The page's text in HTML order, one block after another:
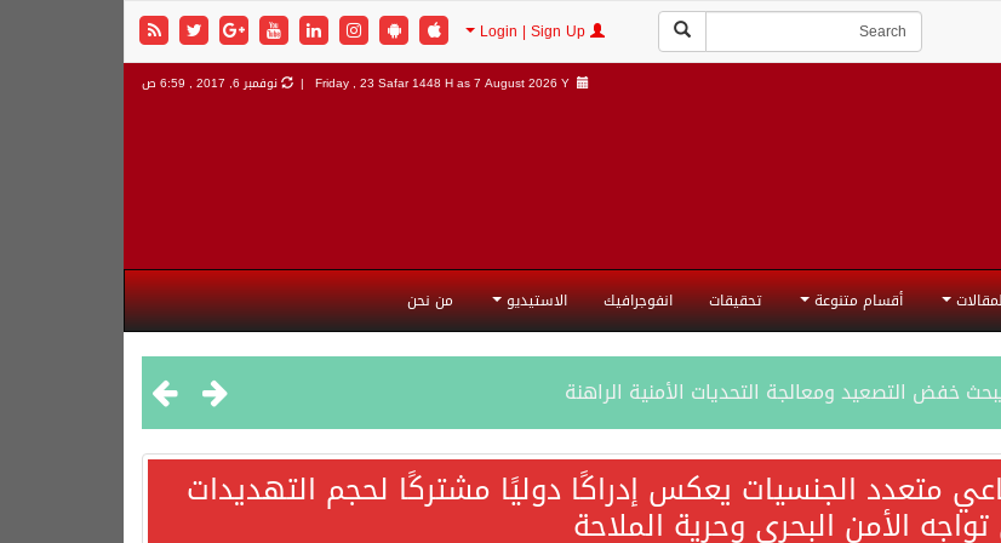
Friday , 23 Safar 1448 H as7 August 2026 Y | نوفمبر 6, 2017 , 6:59 ص
أقسام متنوعة تحقيقات انفوجرافيك الاستيديو من نحن
خفض التصعيد ومعالجة التحديات الأمنية الراهنة
إسرائيل الأحادية في أراضي فلسطين باطلة
متعدد الجنسيات يعكس إدراكًا دوليًا مشتركًا لحجم التهديدات
الأمن البحري وحرية الملاحة